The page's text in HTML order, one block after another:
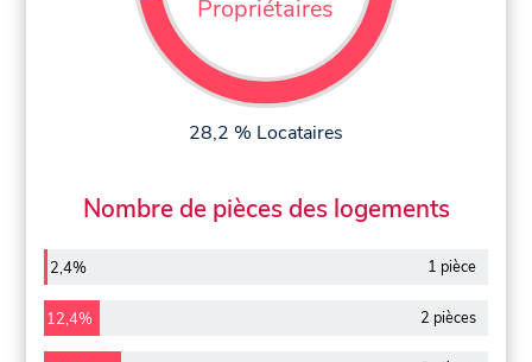
Propriétaires
28,2 % Locataires
Nombre de pièces des logements
2,4% 1 pièce
12,4% 2 pièces